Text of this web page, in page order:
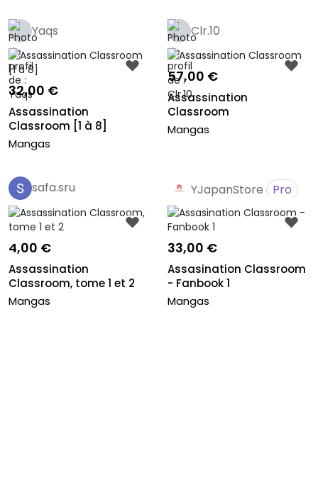
Yaqs
32,00 €
Assassination
Classroom [1 à 8]
Mangas
Clr.10
57,00 €
Assassination
Classroom
Mangas
safa.sru
4,00 €
Assassination
Classroom, tome 1 et 2
Mangas
YJapanStore Pro
33,00 €
Assasination Classroom
- Fanbook 1
Mangas